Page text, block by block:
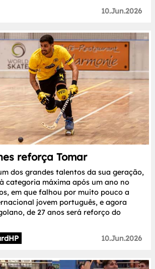
10.Jun.2026
reforça Tomar
dos grandes talentos da sua geração,
categoria máxima após um ano no
em que falhou por muito pouco a
jovem português, e agora
de 27 anos será reforço do
10.Jun.2026